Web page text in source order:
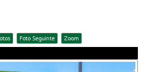
Foto Seguinte Zoom